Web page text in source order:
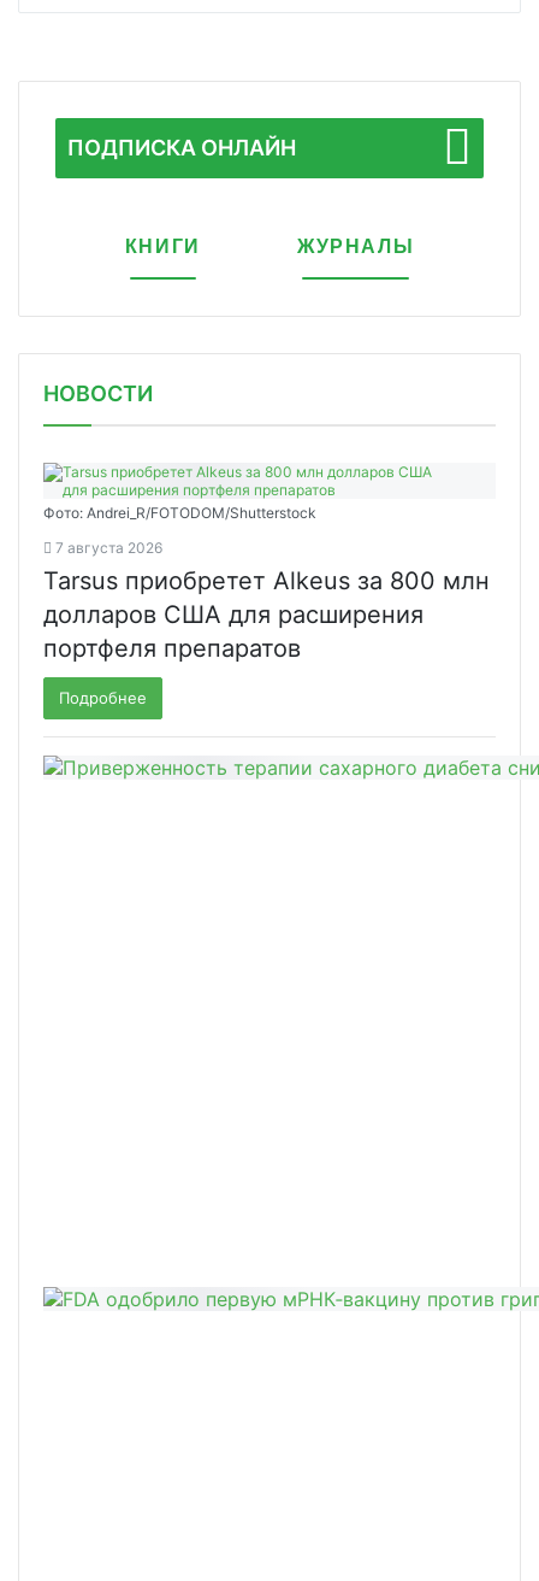
ПОДПИСКА ОНЛАЙН
КНИГИ ЖУРНАЛЫ
НОВОСТИ
Фото: Andrei_R/FOTODOM/Shutterstock
7 августа 2026
Tarsus приобретет Alkeus за 800 млн
долларов США для расширения
портфеля препаратов
Подробнее